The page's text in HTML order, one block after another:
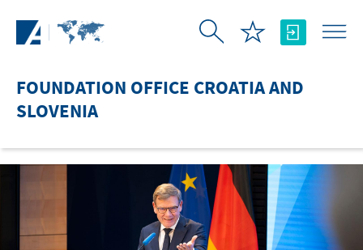
FOUNDATION OFFICE CROATIA AND
SLOVENIA